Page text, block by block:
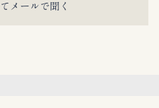
メールで聞く